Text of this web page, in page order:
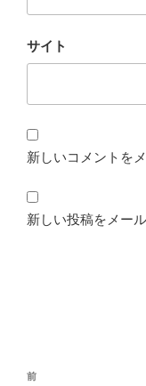
サイト
新しいコメントを
新しい投稿をメー
投
前
前